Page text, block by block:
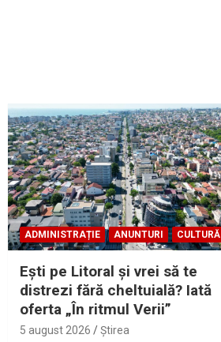
ADMINISTRAȚIE ANUNTURI CULTURĂ
Eşti pe Litoral şi vrei să te
distrezi fără cheltuială? Iată
oferta „În ritmul Verii”
5 august 2026 Ştirea